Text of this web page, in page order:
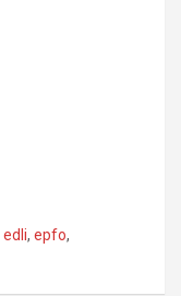
edli, epfo,